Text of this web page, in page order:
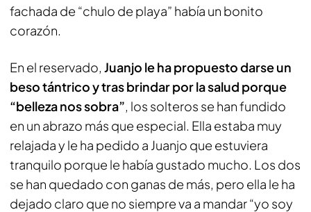
fachada de “chulo de playa” había un bonito
corazón.
En el reservado, Juanjo le ha propuesto darse un
beso tántrico y tras brindar por la salud porque
“belleza nos sobra”, los solteros se han fundido
en un abrazo más que especial. Ella estaba muy
relajada y le ha pedido a Juanjo que estuviera
tranquilo porque le había gustado mucho. Los dos
se han quedado con ganas de más, pero ella le ha
dejado claro que no siempre va a mandar “yo soy